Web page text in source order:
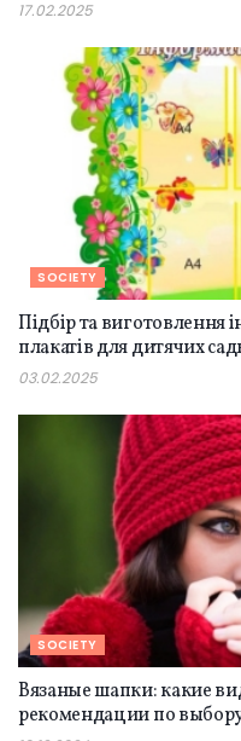
17.02.2025
SOCIETY
Підбір та виготовлення
плакатів для дитячих
03.02.2025
SOCIETY
Вязаные шапки: какие
рекомендации по